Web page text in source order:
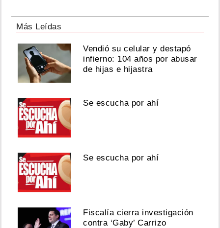
Más Leídas
Vendió su celular y destapó
infierno: 104 años por abusar
de hijas e hijastra
Se escucha por ahí
Se escucha por ahí
Fiscalía cierra investigación
contra ‘Gaby’ Carrizo